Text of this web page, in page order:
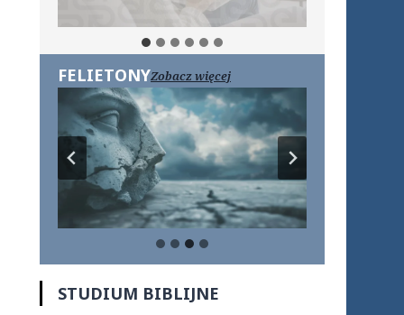
FELIETONYZobacz więcej
STUDIUM BIBLIJNE